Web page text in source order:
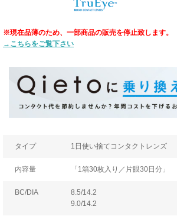
※現在品薄のため、一部商品の販売を停止致します。
→こちらをご覧下さい
タイプ 1日使い捨てコンタクトレンズ
内容量 「1箱30枚入り／片眼30日分」
BC/DIA
8.5/14.2
9.0/14.2